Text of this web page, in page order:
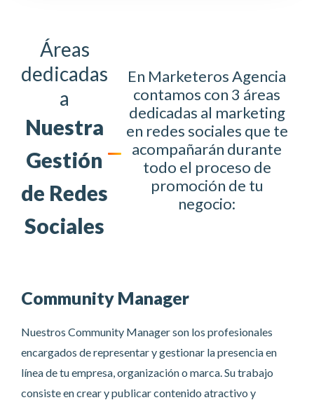
Áreas
dedicadas
a
Nuestra
Gestión
de Redes
Sociales
En Marketeros Agencia
contamos con 3 áreas
dedicadas al marketing
en redes sociales que te
acompañarán durante
todo el proceso de
promoción de tu
negocio:
Community Manager
Nuestros Community Manager son los profesionales
encargados de representar y gestionar la presencia en
línea de tu empresa, organización o marca. Su trabajo
consiste en crear y publicar contenido atractivo y